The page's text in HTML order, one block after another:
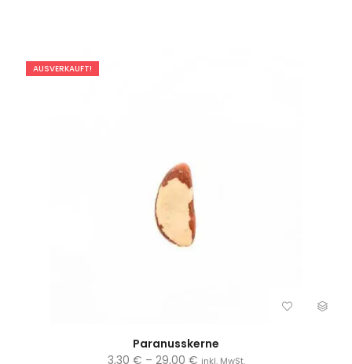
AUSVERKAUFT!
Paranusskerne
3,30 € – 29,00 € inkl. MwSt.